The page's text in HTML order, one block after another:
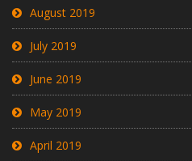
August 2019
July 2019
June 2019
May 2019
April 2019